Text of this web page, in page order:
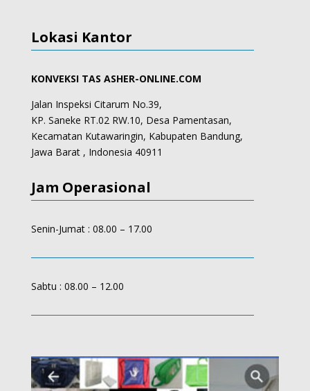
Lokasi Kantor
KONVEKSI TAS ASHER-ONLINE.COM
Jalan Inspeksi Citarum No.39,
KP. Saneke RT.02 RW.10, Desa Pamentasan,
Kecamatan Kutawaringin, Kabupaten Bandung,
Jawa Barat , Indonesia 40911
Jam Operasional
Senin-Jumat : 08.00 – 17.00
Sabtu : 08.00 – 12.00